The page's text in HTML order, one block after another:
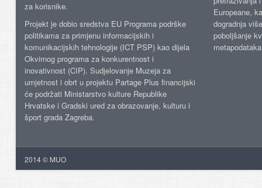
za korisnike.
Projekt je dobio sredstva EU Programa podrške
politikama za primjenu informacijskih i
komunikacijskih tehnologije (ICT PSP) kao dijela
Okvirnog programa za konkurentnost i
inovativnost (CIP). Sudjelovanje Muzeja za
umjetnost i obrt u projektu Partage Plus financijski
će podržati Ministarstvo kulture Republike
Hrvatske i Gradski ured za obrazovanje, kulturu i
šport grada Zagreba.
Europeane,
dogradnja
poboljšanje
2014 © MUO